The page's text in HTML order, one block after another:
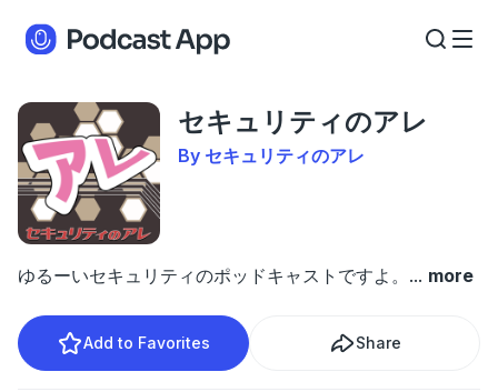
セキュリティのアレ
By セキュリティのアレ
ゆるーいセキュリティのポッドキャストですよ。 ... more
Add to Favorites Share